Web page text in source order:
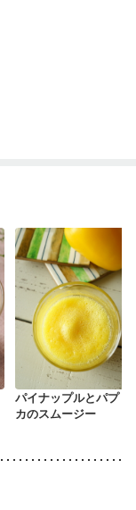
パイナップルとパプリ
カのスムージー